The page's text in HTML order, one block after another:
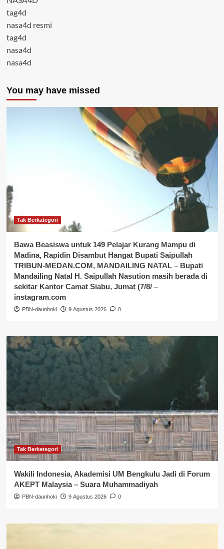
tag4d
nasa4d resmi
tag4d
nasa4d
nasa4d
You may have missed
Tak Berkategori
Bawa Beasiswa untuk 149 Pelajar Kurang Mampu di
Madina, Rapidin Disambut Hangat Bupati Saipullah
TRIBUN-MEDAN.COM, MANDAILING NATAL – Bupati
Mandailing Natal H. Saipullah Nasution masih berada di
sekitar Kantor Camat Siabu, Jumat (7/8/ –
instagram.com
PBN-daunhoki 9 Agustus 2026 0
Tak Berkategori
Wakili Indonesia, Akademisi UM Bengkulu Jadi di Forum
AKEPT Malaysia – Suara Muhammadiyah
PBN-daunhoki 9 Agustus 2026 0